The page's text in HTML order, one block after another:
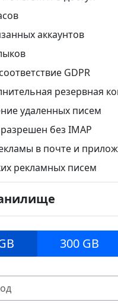
аккаунтов
GDPR
резервная
удаленных писем
без IMAP
в почте и
рекламных писем
300 GB